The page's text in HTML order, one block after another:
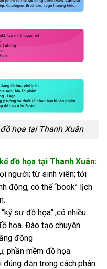
họa tại Thanh Xuân
đồ họa tại Thanh Xuân:
người; từ sinh viên; tới
động, có thể “book” lịch
sư đồ họa” ;có nhiều
họa. Đào tạo chuyên
động
phần mềm đồ họa.
đắn trong cách phân